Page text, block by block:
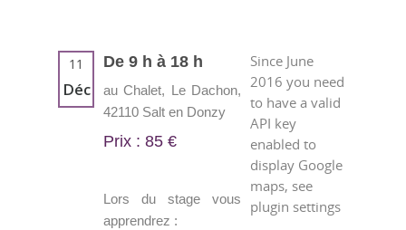
11
Déc
Since June
2016 you need
to have a valid
API key
enabled to
display Google
maps, see
plugin settings
De 9 h à 18 h
au Chalet, Le Dachon,
42110 Salt en Donzy
Prix : 85 €
Lors du stage vous
apprendrez :